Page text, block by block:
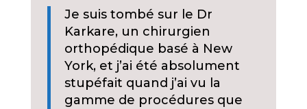
Je suis tombé sur le Dr
Karkare, un chirurgien
orthopédique basé à New
York, et j’ai été absolument
stupéfait quand j’ai vu la
gamme de procédures que